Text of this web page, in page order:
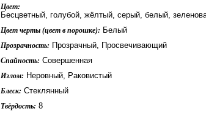
Цвет:
Бесцветный, голубой, жёлтый, серый, белый,
Цвет черты (цвет в порошке): Белый
Прозрачность: Прозрачный, Просвечивающий
Спайность: Совершенная
Излом: Неровный, Раковистый
Блеск: Стеклянный
Твёрдость: 8